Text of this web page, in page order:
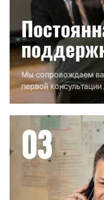
Мы сопровождаем
первой
03